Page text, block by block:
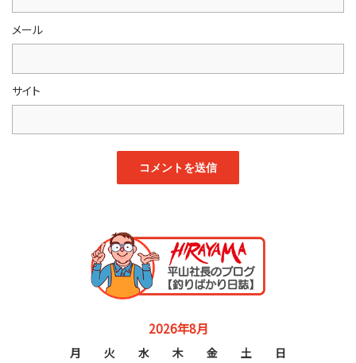
メール
サイト
2026年8月
月 火 水 木 金 土 日